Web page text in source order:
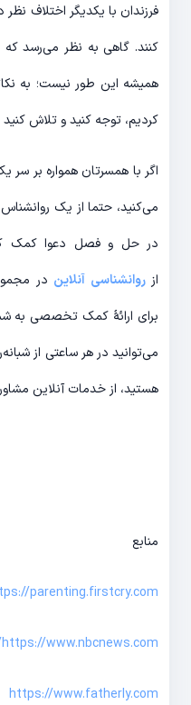
فرزندان با یکدیگر اختلاف
کنند. گاهی به نظر می‌رسد که
همیشه این طور نیست؛ به
کردیم، توجه کنید و تلاش
اگر با همسرتان همواره بر
می‌کنید، حتما از یک
در حل و فصل دعوا کمک
از روانشناسی آنلاین در
برای ارائۀ کمک تخصصی به
می‌توانید در هر ساعتی از
هستید، از خدمات آنلاین
منابع
parenting.firstcry.com/
https://www.nbcnews.com/
https://www.fatherly.com